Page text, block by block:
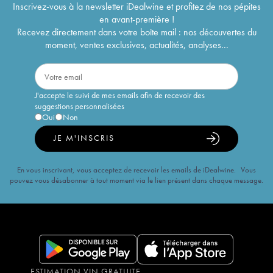
Inscrivez-vous à la newsletter iDealwine et profitez de nos pépites
en avant-première !
Recevez directement dans votre boîte mail : nos découvertes du
moment, ventes exclusives, actualités, analyses...
J'accepte le suivi de mes emails afin de recevoir des
suggestions personnalisées
Oui
Non
JE M'INSCRIS
En vous inscrivant, vous acceptez de recevoir les emails de iDealwine. Vous
pouvez vous désabonner à tout moment via le lien présent dans chaque message.